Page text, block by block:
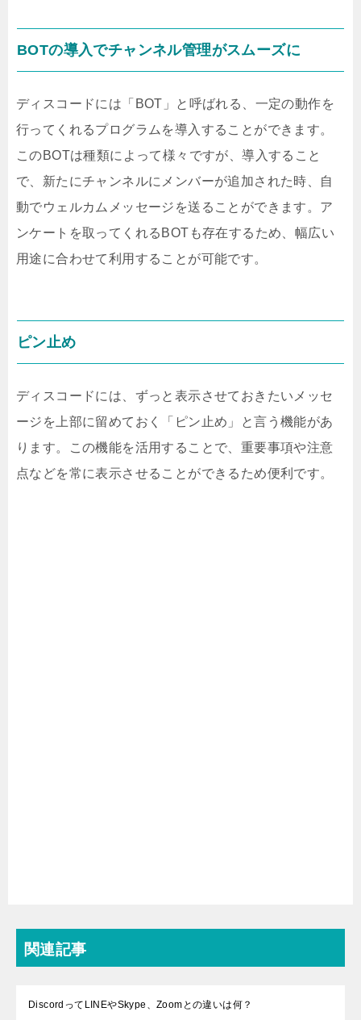
BOTの導入でチャンネル管理がスムーズに
ディスコードには「BOT」と呼ばれる、一定の動作を
行ってくれるプログラムを導入することができます。
このBOTは種類によって様々ですが、導入すること
で、新たにチャンネルにメンバーが追加された時、自
動でウェルカムメッセージを送ることができます。ア
ンケートを取ってくれるBOTも存在するため、幅広い
用途に合わせて利用することが可能です。
ピン止め
ディスコードには、ずっと表示させておきたいメッセ
ージを上部に留めておく「ピン止め」と言う機能があ
ります。この機能を活用することで、重要事項や注意
点などを常に表示させることができるため便利です。
関連記事
DiscordってLINEやSkype、Zoomとの違いは何？